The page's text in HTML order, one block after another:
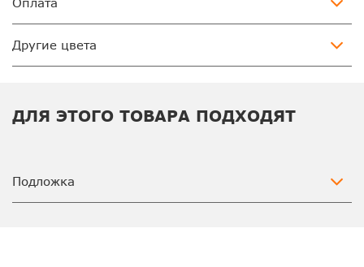
Другие цвета
ДЛЯ ЭТОГО ТОВАРА ПОДХОДЯТ
Подложка